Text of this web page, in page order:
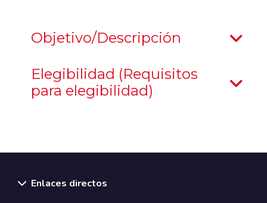
Objetivo/Descripción
Elegibilidad (Requisitos
para elegibilidad)
Enlaces directos